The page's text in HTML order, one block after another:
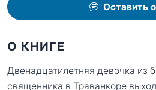
Оставить
О КНИГЕ
Двенадцатилетняя девочка из
священника в Траванкоре